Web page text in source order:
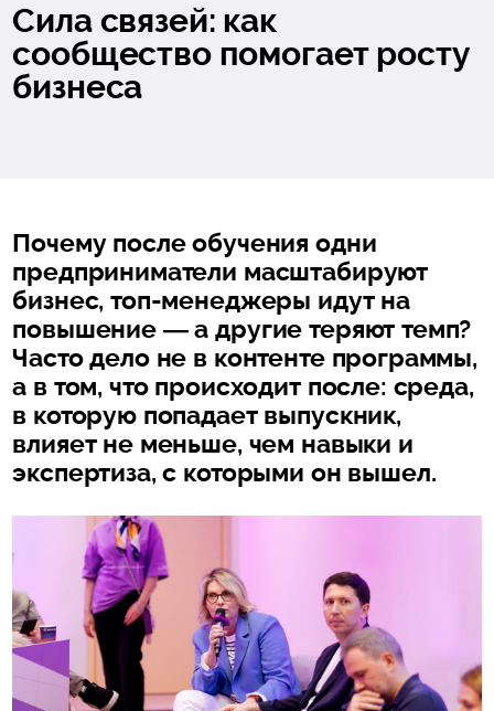
Сила связей: как
сообщество помогает росту
бизнеса
Почему после обучения одни
предприниматели масштабируют
бизнес, топ-менеджеры идут на
повышение — а другие теряют темп?
Часто дело не в контенте программы,
а в том, что происходит после: среда,
в которую попадает выпускник,
влияет не меньше, чем навыки и
экспертиза, с которыми он вышел.